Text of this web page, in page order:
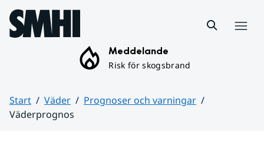
Hoppa till sidans innehåll
Meddelande
Risk för skogsbrand
Start Väder
Prognoser och varningar
Väderprognos